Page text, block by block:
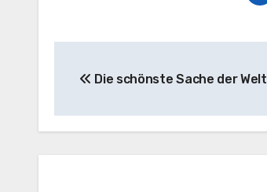
Die schönste Sache der Welt